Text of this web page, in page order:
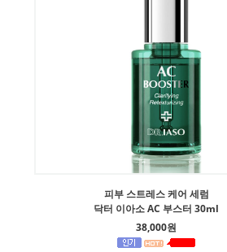
피부 스트레스 케어 세럼
닥터 이아소 AC 부스터 30ml
38,000원